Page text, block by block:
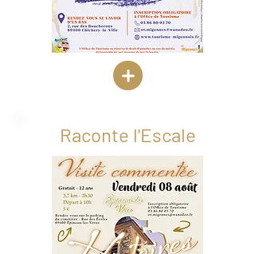
Raconte l'Escale